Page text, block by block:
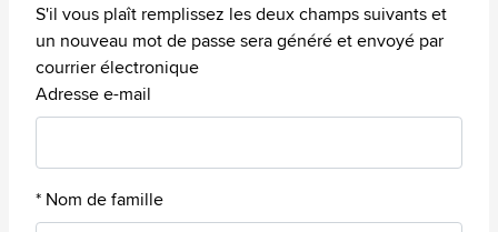
S'il vous plaît remplissez les deux champs suivants et
un nouveau mot de passe sera généré et envoyé par
courrier électronique
Adresse e-mail
* Nom de famille